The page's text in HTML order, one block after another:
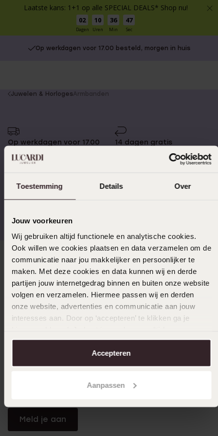
Laatste kans: 1+1 op alle SPECIAL DEALS* Shop nu!
02
Dagen
10
Uren
36
Min
47
Sec
Toestemming Details Over
Jouw voorkeuren
Wij gebruiken altijd functionele en analytische cookies.
Ook willen we cookies plaatsen en data verzamelen om de
communicatie naar jou makkelijker en persoonlijker te
maken. Met deze cookies en data kunnen wij en derde
partijen jouw internetgedrag binnen en buiten onze website
volgen en verzamelen. Hiermee passen wij en derden
onze website, advertenties en communicatie aan jouw
interesses aan. Door op ‘accepteren’ te klikken ga je
aanpassen. Lees er meer over in onscookiebeleid.
Accepteren
Aanpassen
Op werkdagen voor 17.00 besteld, morgen in huis
You
Juwelen & HorlogesArmbanden
Op werkdagen voor 17.00
besteld, morgen in huis
14 dagen gratis
Direct naar
Over Lucardi
Word member en ontvang altijd minimaal 10% korting
Meld je aan